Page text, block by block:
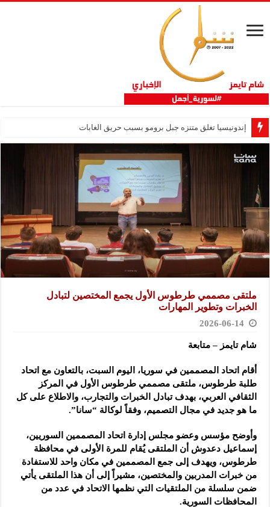
إندونيسيا تغلق متنزه جبل برومو بسبب حريق الغابات
ملتقى مصممي طرطوس الأول يجمع المختصين لتبادل
الخبرات وتطوير ‏المهارات
2026-06-14
شام تايمز – متابعة
أقام اتحاد المصممين في سوريا، اليوم السبت، بالتعاون مع اتحاد
طلبة ‏طرطوس، ملتقى مصممي طرطوس الأول في المركز
الثقافي العربي، بهدف ‏تبادل الخبرات والتجارب، والاطلاع على كل
ما هو جديد في مجال التصميم، وفقاً لوكالة “سانا”.
وأوضح مؤسس وعضو مجلس إدارة اتحاد المصممين السوريين،
إسماعيل ‏دعدوش أن الملتقى يُقام للمرة الأولى في محافظة
‏طرطوس، ويهدف إلى جمع المصممين في مكان واحد للاستفادة
من خبرات ‏المدربين والمختصين، مشيراً إلى أن هذا الملتقى يأتي
ضمن سلسلة من ‏الملتقيات التي نظمها الاتحاد في عدد من
المحافظات السورية.‏